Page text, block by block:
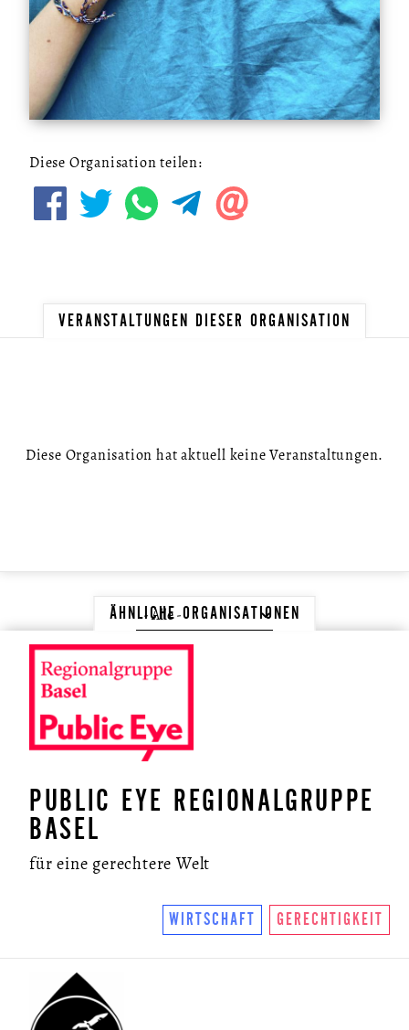
Diese Organisation teilen:
VERANSTALTUNGEN DIESER ORGANISATION
Diese Organisation hat aktuell keine Veranstaltungen.
ÄHNLICHE ORGANISATIONEN
PUBLIC EYE REGIONALGRUPPE
BASEL
für eine gerechtere Welt
WIRTSCHAFT GERECHTIGKEIT